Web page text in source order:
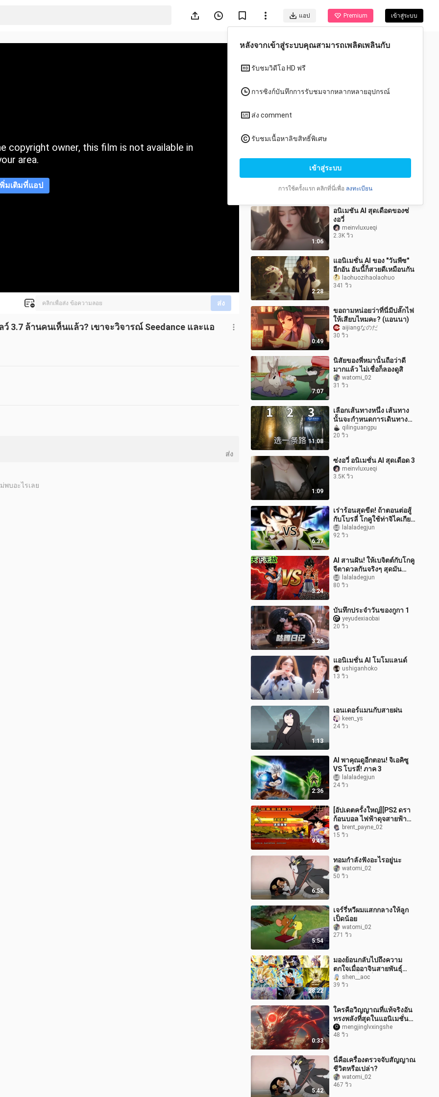
แอป Premium เข้าสู่ระบบ
copyright owner, this film is not available in
area.
มเติมที่แอป
ส่ง
3.7 ล้านคนเห็นแล้ว? เขาจะวิจารณ์ Seedance และแอ
ทั้งหมด อนิเมะ
0:28
ระบบสุริยะเดธสโค
2 วิว
1:06
อนิเมชัน AI สุดเดือดของซ่
งอวี่
meinvluxueqi
2.3K วิว
2:28
แอนิเมชั่น AI ของ "วันพีซ"
อีกอัน อันนี้ก็สวยดีเหมือนกัน
laohuozihaolaohuo
341 วิว
0:49
ขอถามหน่อยว่าที่นี่มีปลั๊กไฟ
ให้เสียบไหมคะ? (แอนนา)
aijiangなのだ
30 วิว
7:07
นิสัยของพี่หมานั้นถือว่าดี
มากแล้ว ไม่เชื่อก็ลองดูสิ
watomi_02
31 วิว
11:08
เลือกเส้นทางหนึ่ง เส้นทาง
นั้นจะกำหนดการเดินทาง
ต่อจากนี้ของคุณ
qilinguangpu
20 วิว
1:09
ซ่งอวี่ อนิเมชั่น AI สุดเดือด 3
meinvluxueqi
3.5K วิว
6:37
เร่าร้อนสุดขีด! ถ้าตอนต่อสู้
กับโบรลี่ โกคูใช้ท่าจิไคเกียกิ
ฉากต่อสู้ระดับภาพยนตร์ที่
ไฟลุกท่วมจอ! [ดร
lalaladegjun
92 วิว
3:24
AI สานฝัน! ให้เบจิตต์กับโกคู
จีตาดวลกันจริงๆ สุดมัน
ระดับหนังโรง! ศึกดวลเดือด
สุดสะท้านใจ เฉียบคมทุกหมั
lalaladegjun
80 วิว
3:26
บันทึกประจำวันของกูกา 1
yeyudexiaobai
20 วิว
1:20
แอนิเมชั่น AI โมโมแลนด์
ushiganhoko
13 วิว
1:13
เอนเดอร์แมนกับสายฝน
keen_ys
24 วิว
2:36
AI พาคุณดูอีกตอน! จิเอคิซู
VS โบรลี่! ภาค 3
lalaladegjun
24 วิว
9:49
[อัปเดตครั้งใหญ่][PS2 ดรา
ก้อนบอล ไฟฟ้าดุจสายฟ้า
ภาค 4 เวอร์ชัน V14] เปิดตัว
แล้ว! เพิ่มเนื้อเรื่องใหม่
brent_payne_02
15 วิว
6:58
ทอมกำลังฟังอะไรอยู่นะ
watomi_02
50 วิว
5:54
เจร์รี่หวีผมแสกกลางให้ลูก
เป็ดน้อย
watomi_02
271 วิว
28:22
มองย้อนกลับไปถึงความ
ตกใจเมื่ออาจินสายพันธุ์
อมนุษย์ที่เก่งที่สุดในจักรวาล
ปรากฏตัวขึ้น
shen__aoc
39 วิว
0:33
ใครคือวิญญาณที่แท้จริงอัน
ทรงพลังที่สุดในแอนิเมชั่น
เรื่อง A Mortal's Journey
to Immortality? สิบสองคว
mengjinglvxingshe
48 วิว
5:42
นี่คือเครื่องตรวจจับสัญญาณ
ชีวิตหรือเปล่า?
watomi_02
467 วิว
ส่ง
พบอะไรเลย